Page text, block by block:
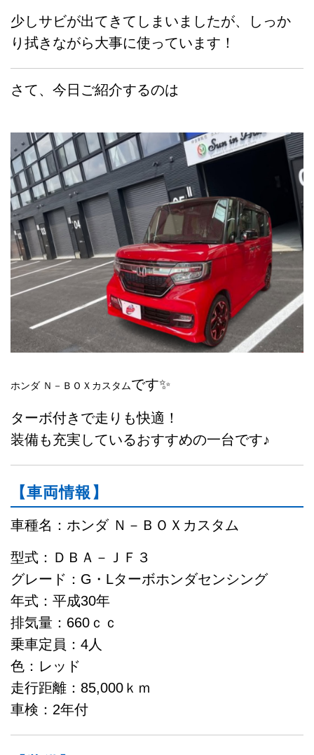
少しサビが出てきてしまいましたが、しっか
り拭きながら大事に使っています！
さて、今日ご紹介するのは
ホンダ Ｎ－ＢＯＸカスタムです✨
ターボ付きで走りも快適！
装備も充実しているおすすめの一台です♪
【車両情報】
車種名：ホンダ Ｎ－ＢＯＸカスタム
型式：ＤＢＡ－ＪＦ３
グレード：G・Lターボホンダセンシング
年式：平成30年
排気量：660ｃｃ
乗車定員：4人
色：レッド
走行距離：85,000ｋｍ
車検：2年付